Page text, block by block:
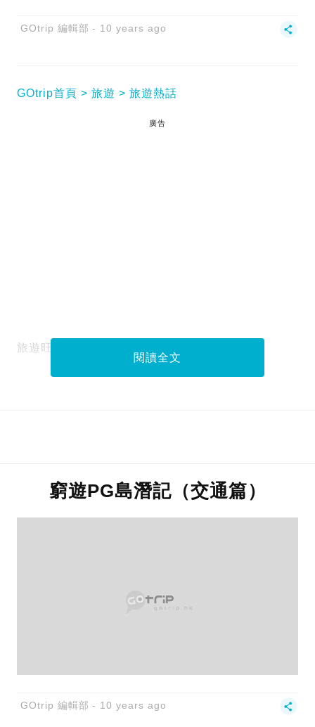
GOtrip 編輯部 10 years ago
GOtrip首頁 旅遊 旅遊熱話
廣告
旅遊旺季，一定好多朋友會跟父母同遊。
閱讀全文
窮遊PG島潛記（交通篇）
GOtrip 編輯部 10 years ago